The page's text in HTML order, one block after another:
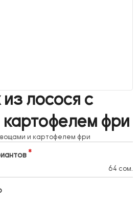
лосося с
фри
и картофелем фри
64 сом.